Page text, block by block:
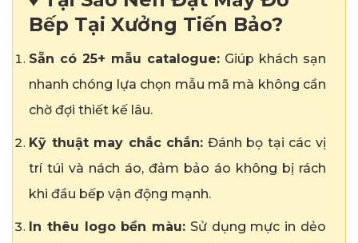
Bếp Tại Xưởng Tiến Bảo?
Sẵn có 25+ mẫu catalogue: Giúp khách sạn
nhanh chóng lựa chọn mẫu mã mà không cần
chờ đợi thiết kế lâu.
Kỹ thuật may chắc chắn: Đánh bọ tại các vị
trí túi và nách áo, đảm bảo áo không bị rách
khi đầu bếp vận động mạnh.
In thêu logo bền màu: Sử dụng mực in dẻo